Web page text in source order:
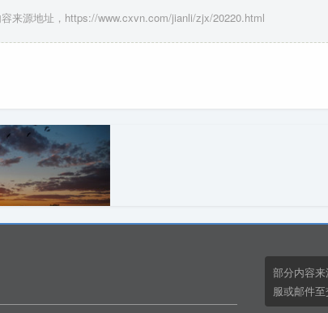
来源地址，https://www.cxvn.com/jianli/zjx/20220.html
部分内容
服或邮件